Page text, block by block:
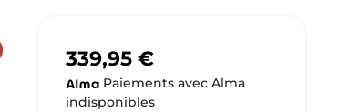
339,95 €
Paiements avec Alma
indisponibles